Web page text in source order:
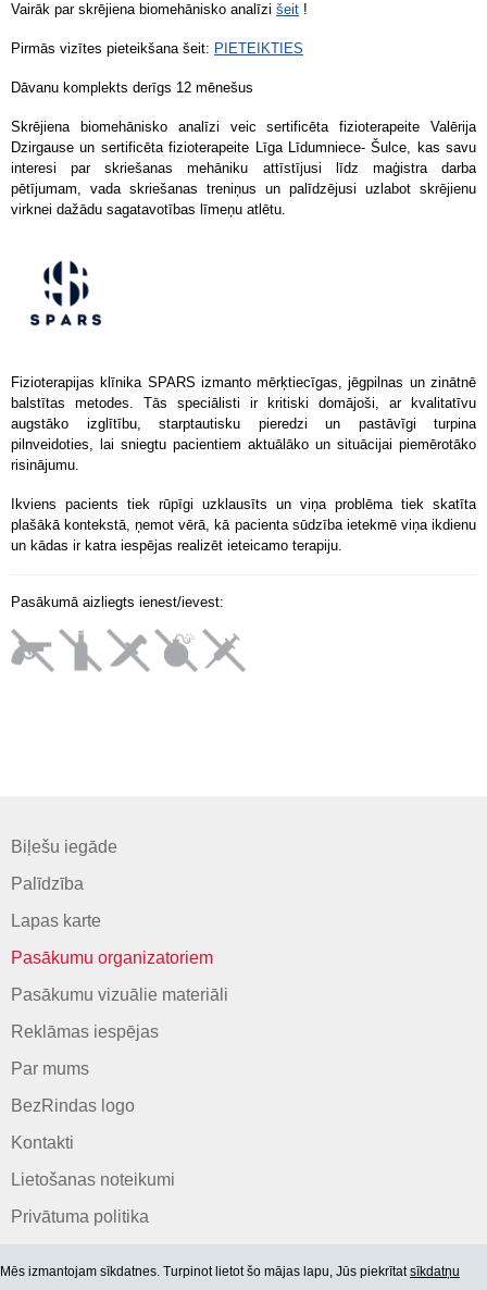
Vairāk par skrējiena biomehānisko analīzi šeit !
Pirmās vizītes pieteikšana šeit: PIETEIKTIES
Dāvanu komplekts derīgs 12 mēnešus
Skrējiena biomehānisko analīzi veic sertificēta fizioterapeite Valērija
Dzirgause un sertificēta fizioterapeite Līga Līdumniece- Šulce, kas savu
interesi par skriešanas mehāniku attīstījusi līdz maģistra darba
pētījumam, vada skriešanas treniņus un palīdzējusi uzlabot skrējienu
virknei dažādu sagatavotības līmeņu atlētu.
Fizioterapijas klīnika SPARS izmanto mērķtiecīgas, jēgpilnas un zinātnē
balstītas metodes. Tās speciālisti ir kritiski domājoši, ar kvalitatīvu
augstāko izglītību, starptautisku pieredzi un pastāvīgi turpina
pilnveidoties, lai sniegtu pacientiem aktuālāko un situācijai piemērotāko
risinājumu.
Ikviens pacients tiek rūpīgi uzklausīts un viņa problēma tiek skatīta
plašākā kontekstā, ņemot vērā, kā pacienta sūdzība ietekmē viņa ikdienu
un kādas ir katra iespējas realizēt ieteicamo terapiju.
Pasākumā aizliegts ienest/ievest:
Biļešu iegāde
Palīdzība
Lapas karte
Pasākumu organizatoriem
Pasākumu vizuālie materiāli
Reklāmas iespējas
Par mums
BezRindas logo
Kontakti
Lietošanas noteikumi
Privātuma politika
Mēs izmantojam sīkdatnes. Turpinot lietot šo mājas lapu, Jūs piekrītatsīkdatņu